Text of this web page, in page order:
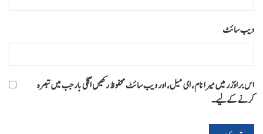
ویب‌ سائٹ
اس براؤزر میں میرا نام، ای میل، اور ویب سائٹ محفوظ رکھیں اگلی بار جب میں تبصرہ
کرنے کےلیے۔